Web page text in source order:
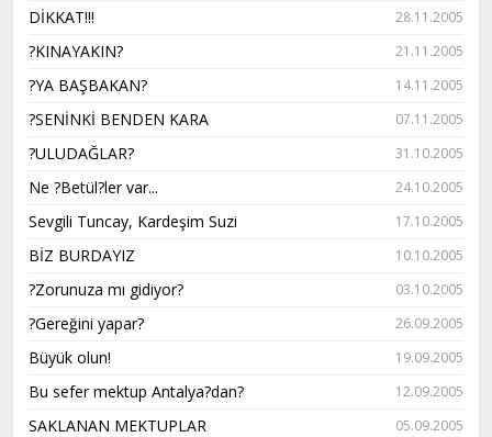
DİKKAT!!! 28.11.2005
?KINAYAKIN? 21.11.2005
?YA BAŞBAKAN? 14.11.2005
?SENİNKİ BENDEN KARA 07.11.2005
?ULUDAĞLAR? 31.10.2005
Ne ?Betül?ler var... 24.10.2005
Sevgili Tuncay, Kardeşim Suzi 17.10.2005
BİZ BURDAYIZ 10.10.2005
?Zorunuza mı gidiyor? 03.10.2005
?Gereğini yapar? 26.09.2005
Büyük olun! 19.09.2005
Bu sefer mektup Antalya?dan? 12.09.2005
SAKLANAN MEKTUPLAR 05.09.2005